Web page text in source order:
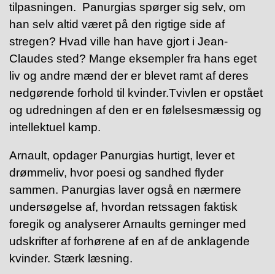
tilpasningen. Panurgias spørger sig selv, om
han selv altid været på den rigtige side af
stregen? Hvad ville han have gjort i Jean-
Claudes sted? Mange eksempler fra hans eget
liv og andre mænd der er blevet ramt af deres
nedgørende forhold til kvinder.Tvivlen er opstået
og udredningen af den er en følelsesmæssig og
intellektuel kamp.
Arnault, opdager Panurgias hurtigt, lever et
drømmeliv, hvor poesi og sandhed flyder
sammen. Panurgias laver også en nærmere
undersøgelse af, hvordan retssagen faktisk
foregik og analyserer Arnaults gerninger med
udskrifter af forhørene af en af de anklagende
kvinder. Stærk læsning.